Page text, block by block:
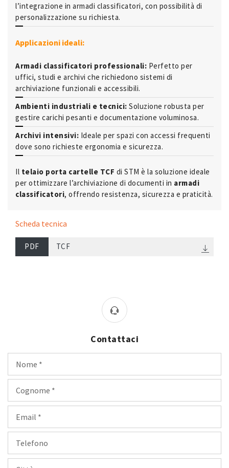
l’integrazione in armadi classificatori, con possibilità di
personalizzazione su richiesta.
Applicazioni ideali:
Armadi classificatori professionali: Perfetto per
uffici, studi e archivi che richiedono sistemi di
archiviazione funzionali e accessibili.
Ambienti industriali e tecnici: Soluzione robusta per
gestire carichi pesanti e documentazione voluminosa.
Archivi intensivi: Ideale per spazi con accessi frequenti
dove sono richieste ergonomia e sicurezza.
Il telaio porta cartelle TCF di STM è la soluzione ideale
per ottimizzare l’archiviazione di documenti in armadi
classificatori, offrendo resistenza, sicurezza e praticità.
Scheda tecnica
PDF TCF
Contattaci